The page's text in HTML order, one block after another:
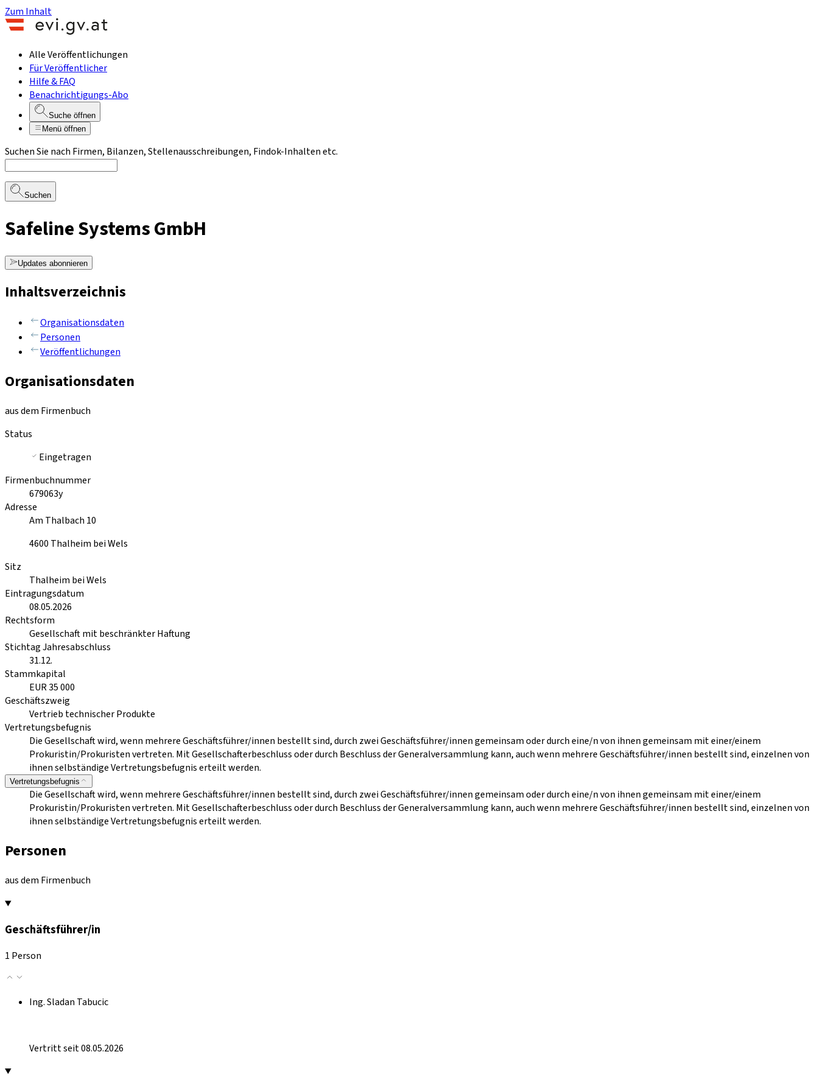
Zum Inhalt
Alle Veröffentlichungen
Für Veröffentlicher
Hilfe & FAQ
Benachrichtigungs-Abo
Suche öffnen
Menü öffnen
Suchen Sie nach Firmen, Bilanzen, Stellenausschreibungen, Findok-Inhalten etc.
Suchen
Safeline Systems GmbH
Updates abonnieren
Inhaltsverzeichnis
Organisationsdaten
Personen
Veröffentlichungen
Organisationsdaten
aus dem Firmenbuch
Status
Eingetragen
Firmenbuchnummer
679063y
Adresse
Am Thalbach 10
4600 Thalheim bei Wels
Sitz
Thalheim bei Wels
Eintragungsdatum
08.05.2026
Rechtsform
Gesellschaft mit beschränkter Haftung
Stichtag Jahresabschluss
31.12.
Stammkapital
EUR 35 000
Geschäftszweig
Vertrieb technischer Produkte
Vertretungsbefugnis
Die Gesellschaft wird, wenn mehrere Geschäftsführer/innen bestellt sind, durch zwei Geschäftsführer/innen gemeinsam oder durch eine/n von ihnen gemeinsam mit einer/einem
Prokuristin/Prokuristen vertreten. Mit Gesellschafterbeschluss oder durch Beschluss der Generalversammlung kann, auch wenn mehrere Geschäftsführer/innen bestellt sind, einzelnen von
ihnen selbständige Vertretungsbefugnis erteilt werden.
Vertretungsbefugnis
Die Gesellschaft wird, wenn mehrere Geschäftsführer/innen bestellt sind, durch zwei Geschäftsführer/innen gemeinsam oder durch eine/n von ihnen gemeinsam mit einer/einem
Prokuristin/Prokuristen vertreten. Mit Gesellschafterbeschluss oder durch Beschluss der Generalversammlung kann, auch wenn mehrere Geschäftsführer/innen bestellt sind, einzelnen von
ihnen selbständige Vertretungsbefugnis erteilt werden.
Personen
aus dem Firmenbuch
Geschäftsführer/in
1 Person
Ing. Sladan Tabucic
Vertritt seit 08.05.2026